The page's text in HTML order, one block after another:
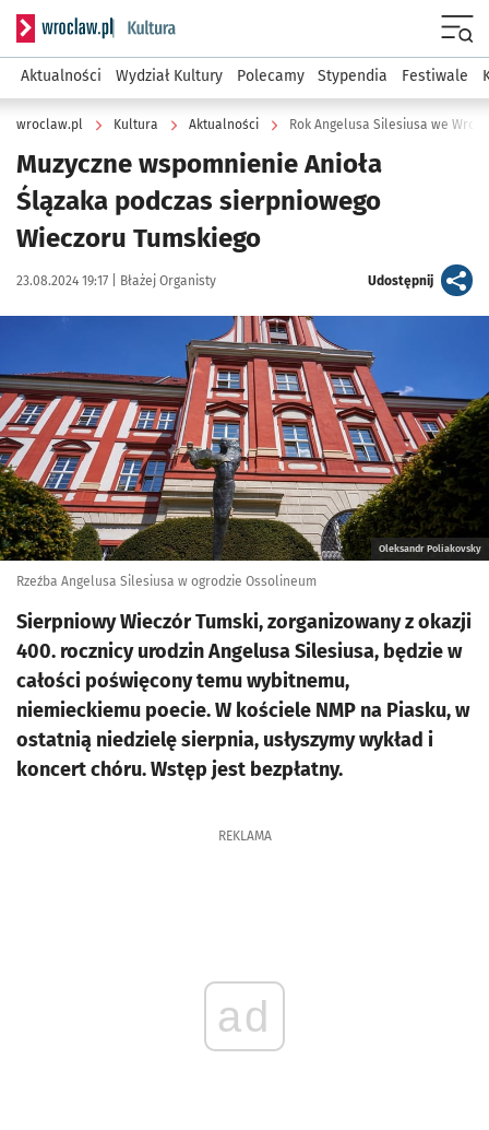
Serwis informacyjny wroclaw.pl podserwis: Kultura
Aktualności Wydział Kultury Polecamy Stypendia Festiwale
wroclaw.pl Kultura Aktualności Rok Angelusa Silesiusa we
Muzyczne wspomnienie Anioła
Ślązaka podczas sierpniowego
Wieczoru Tumskiego
Data publikacji:
23.08.2024 19:17 | Autor:
Błażej Organisty Udostępnijartykuł
Oleksandr Poliakovsky
Rzeźba Angelusa Silesiusa w ogrodzie Ossolineum
Sierpniowy Wieczór Tumski, zorganizowany z okazji
400. rocznicy urodzin Angelusa Silesiusa, będzie w
całości poświęcony temu wybitnemu,
niemieckiemu poecie. W kościele NMP na Piasku, w
ostatnią niedzielę sierpnia, usłyszymy wykład i
koncert chóru. Wstęp jest bezpłatny.
REKLAMA
ad